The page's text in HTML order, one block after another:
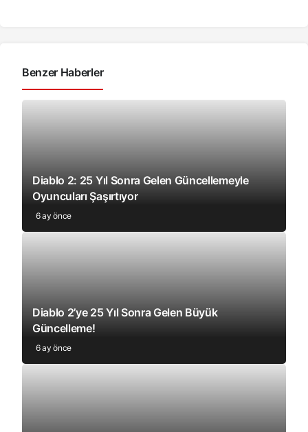
Benzer Haberler
Diablo 2: 25 Yıl Sonra Gelen Güncellemeyle
Oyuncuları Şaşırtıyor
6 ay önce
Diablo 2’ye 25 Yıl Sonra Gelen Büyük
Güncelleme!
6 ay önce